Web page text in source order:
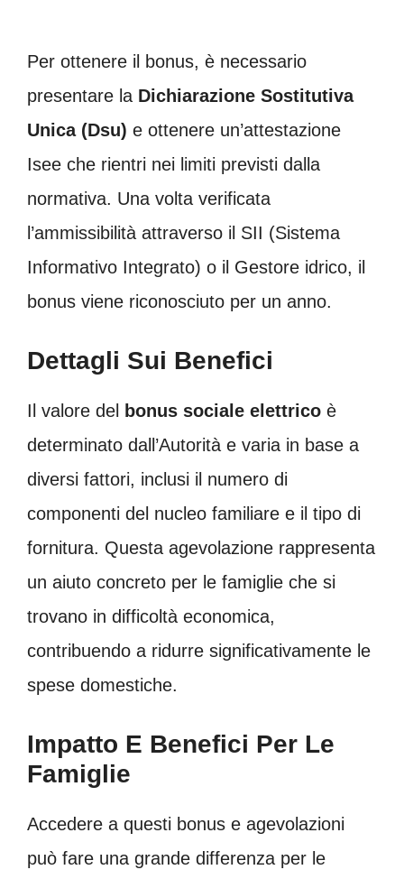
Per ottenere il bonus, è necessario
presentare la Dichiarazione Sostitutiva
Unica (Dsu) e ottenere un’attestazione
Isee che rientri nei limiti previsti dalla
normativa. Una volta verificata
l’ammissibilità attraverso il SII (Sistema
Informativo Integrato) o il Gestore idrico, il
bonus viene riconosciuto per un anno.
Dettagli Sui Benefici
Il valore del bonus sociale elettrico è
determinato dall’Autorità e varia in base a
diversi fattori, inclusi il numero di
componenti del nucleo familiare e il tipo di
fornitura. Questa agevolazione rappresenta
un aiuto concreto per le famiglie che si
trovano in difficoltà economica,
contribuendo a ridurre significativamente le
spese domestiche.
Impatto E Benefici Per Le
Famiglie
Accedere a questi bonus e agevolazioni
può fare una grande differenza per le